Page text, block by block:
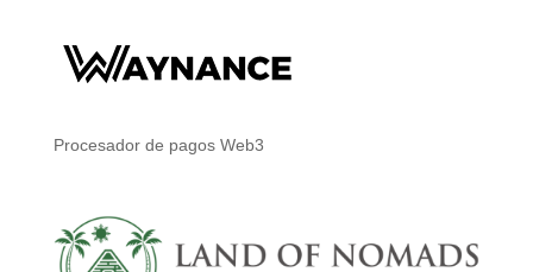
Procesador de pagos Web3